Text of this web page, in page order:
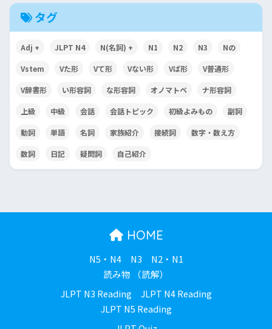
タグ
Adj + JLPT N4 N(名詞) + N1 N2 N3 Nの
Vstem Vた形 Vて形 Vない形 Vば形 V普通形
V辞書形 い形容詞 な形容詞 オノマトペ ナ形容詞
上級 中級 会話 会話トピック 初級よみもの 副詞
動詞 単語 名詞 家族紹介 接続詞 数字・数え方
数詞 日記 疑問詞 自己紹介
HOME
N5・N4 N3
N2・N1
読み物 （読解）
JLPT N3 Reading
JLPT N4 Reading
JLPT N5 Reading